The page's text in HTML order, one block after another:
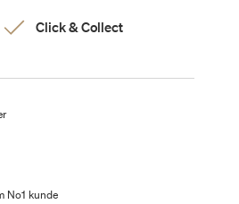
Click & Collect
No1 kunde